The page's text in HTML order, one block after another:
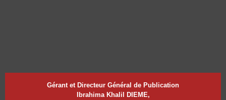
Gérant et Directeur Général de Publication
Ibrahima Khalil DIEME,